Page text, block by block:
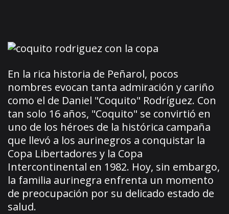
En la rica historia de Peñarol, pocos
nombres evocan tanta admiración y cariño
como el de Daniel "Coquito" Rodríguez. Con
tan solo 16 años, "Coquito" se convirtió en
uno de los héroes de la histórica campaña
que llevó a los aurinegros a conquistar la
Copa Libertadores y la Copa
Intercontinental en 1982. Hoy, sin embargo,
la familia aurinegra enfrenta un momento
de preocupación por su delicado estado de
salud.